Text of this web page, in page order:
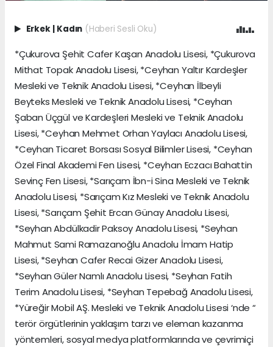
Erkek Kadın (Haberi Sesli Oku)
*Çukurova Şehit Cafer Kaşan Anadolu Lisesi, *Çukurova
Mithat Topak Anadolu Lisesi, *Ceyhan Yaltır Kardeşler
Mesleki ve Teknik Anadolu Lisesi, *Ceyhan İlbeyli
Beyteks Mesleki ve Teknik Anadolu Lisesi, *Ceyhan
Şaban Üçgül ve Kardeşleri Mesleki ve Teknik Anadolu
Lisesi, *Ceyhan Mehmet Orhan Yaylacı Anadolu Lisesi,
*Ceyhan Ticaret Borsası Sosyal Bilimler Lisesi, *Ceyhan
Özel Final Akademi Fen Lisesi, *Ceyhan Eczacı Bahattin
Sevinç Fen Lisesi, *Sarıçam İbn-i Sina Mesleki ve Teknik
Anadolu Lisesi, *Sarıçam Kız Mesleki ve Teknik Anadolu
Lisesi, *Sarıçam Şehit Ercan Günay Anadolu Lisesi,
*Seyhan Abdülkadir Paksoy Anadolu Lisesi, *Seyhan
Mahmut Sami Ramazanoğlu Anadolu İmam Hatip
Lisesi, *Seyhan Cafer Recai Gizer Anadolu Lisesi,
*Seyhan Güler Namlı Anadolu Lisesi, *Seyhan Fatih
Terim Anadolu Lisesi, *Seyhan Tepebağ Anadolu Lisesi,
*Yüreğir Mobil AŞ. Mesleki ve Teknik Anadolu Lisesi ‘nde “
terör örgütlerinin yaklaşım tarzı ve eleman kazanma
yöntemleri, sosyal medya platformlarında ve çevrimiçi